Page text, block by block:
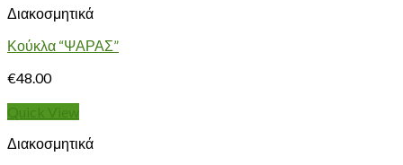
Διακοσμητικά
Κούκλα “ΨΑΡΑΣ”
€48.00
Quick View
Διακοσμητικά